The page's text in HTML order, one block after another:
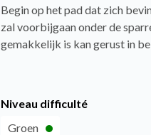
Begin op het pad dat zich
zal voorbijgaan onder de
gemakkelijk is kan gerust in
Niveau difficulté
Groen